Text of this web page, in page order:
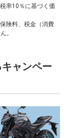
率10％に基づく価
険料、税金（消費
。
ャンペー